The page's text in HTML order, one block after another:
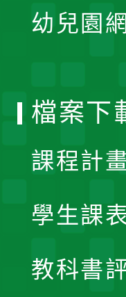
幼兒園
檔案下
課程計
學生課表
教科書